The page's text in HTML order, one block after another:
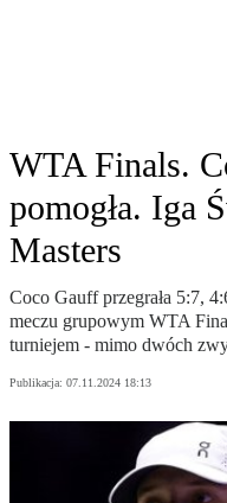
WTA Finals.
pomogła. Iga
Masters
Coco Gauff przegrała 5:7,
meczu grupowym WTA
turniejem - mimo dwóch
Publikacja: 07.11.2024 18:13